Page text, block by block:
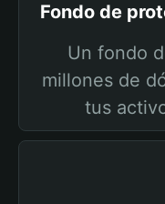
Fondo de
Un fondo
millones de
tus